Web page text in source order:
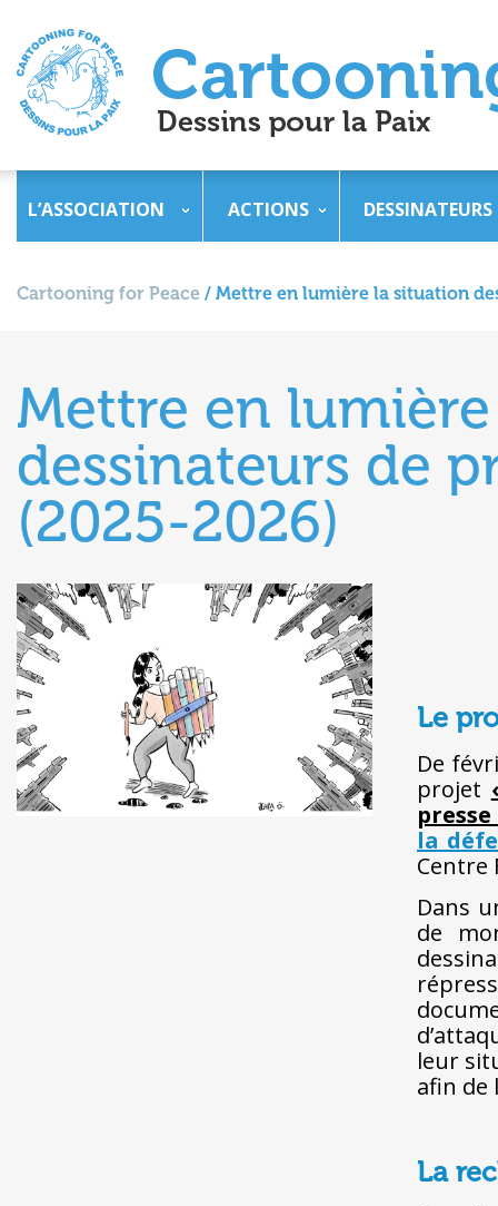
L’ASSOCIATION ACTIONS DESSINATEURS
Cartooning for Peace / Mettre en lumière la situation
Mettre en
dessinateurs de
(2025-2026)
Le
De
projet
la
Centre
Dans
de
leur
afin de
La